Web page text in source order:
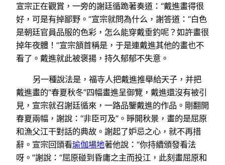
宣宗正在觀賞，一旁的謝廷循跪著奏道：“戴進畫得很
好，可是有掉鄙野。”宣宗就問為什么，謝答道：“白色
是朝廷官員品服的色彩，怎么能穿戴垂釣呢？如許畫很
掉年夜體！”宣宗頷首稱是，于是連戴進其他的畫也不
看了。戴進就此被褒揚，持久郁郁不失意。
另一種說法是，福寺人把戴進推舉給天子，并把
戴進畫的“春夏秋冬”四幅畫進呈御覽，戴進還沒有被引
見，宣宗就召謝廷循來，一路品鑒戴進的作品。剛翻開
春夏兩幅，謝說：“非臣可及”。睜開秋景，畫的是屈原
和漁父江干對話的典故。謝起了妒忌之心，就不再措
辭。宣宗回頭看瑜伽場地著他說：“你持續頒發看法
呀。”謝說：“屈原碰到昏庸之主而投江，此刻畫屈原和